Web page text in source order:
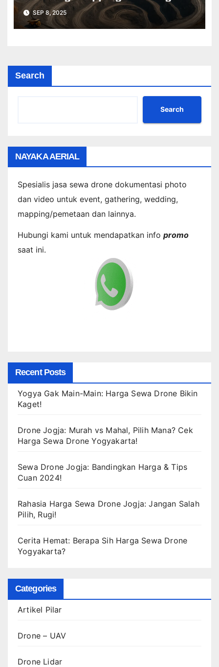
Profesional Lebih Cepat & Akurat
SEP 8, 2025
Search
Search
NAYAKA AERIAL
Spesialis jasa sewa drone dokumentasi photo
dan video untuk event, gathering, wedding,
mapping/pemetaan dan lainnya.
Hubungi kami untuk mendapatkan info promo
saat ini.
Recent Posts
Yogya Gak Main-Main: Harga Sewa Drone Bikin
Kaget!
Drone Jogja: Murah vs Mahal, Pilih Mana? Cek
Harga Sewa Drone Yogyakarta!
Sewa Drone Jogja: Bandingkan Harga & Tips
Cuan 2024!
Rahasia Harga Sewa Drone Jogja: Jangan Salah
Pilih, Rugi!
Cerita Hemat: Berapa Sih Harga Sewa Drone
Yogyakarta?
Categories
Artikel Pilar
Drone – UAV
Drone Lidar